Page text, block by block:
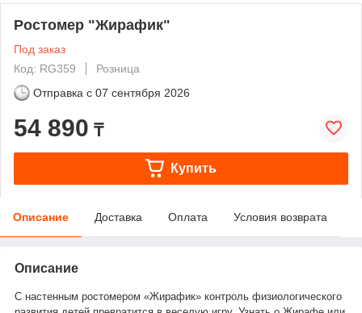
Ростомер "Жирафик"
Под заказ
Код: RG359
Розница
Отправка с 07 сентября 2026
54 890 ₸
Купить
Описание Доставка Оплата Условия возврата
Описание
С настенным ростомером «Жирафик» контроль физиологического